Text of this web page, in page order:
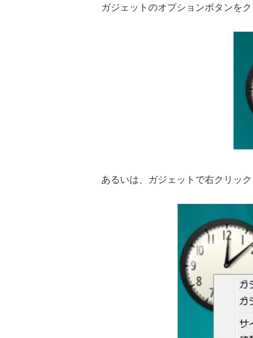
ガジェットのオプションボタンをク
あるいは、ガジェットで右クリッ